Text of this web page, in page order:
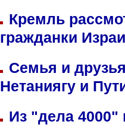
Кремль
гражданки
Семья и
Нетаниягу и
Из "дела 4000"